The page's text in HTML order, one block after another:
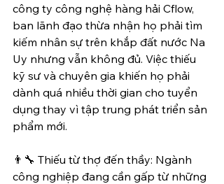
công ty công nghệ hàng hải Cflow,
ban lãnh đạo thừa nhận họ phải tìm
kiếm nhân sự trên khắp đất nước Na
Uy nhưng vẫn không đủ. Việc thiếu
kỹ sư và chuyên gia khiến họ phải
dành quá nhiều thời gian cho tuyển
dụng thay vì tập trung phát triển sản
phẩm mới.
👨‍🔧 Thiếu từ thợ đến thầy: Ngành
công nghiệp đang cần gấp từ những